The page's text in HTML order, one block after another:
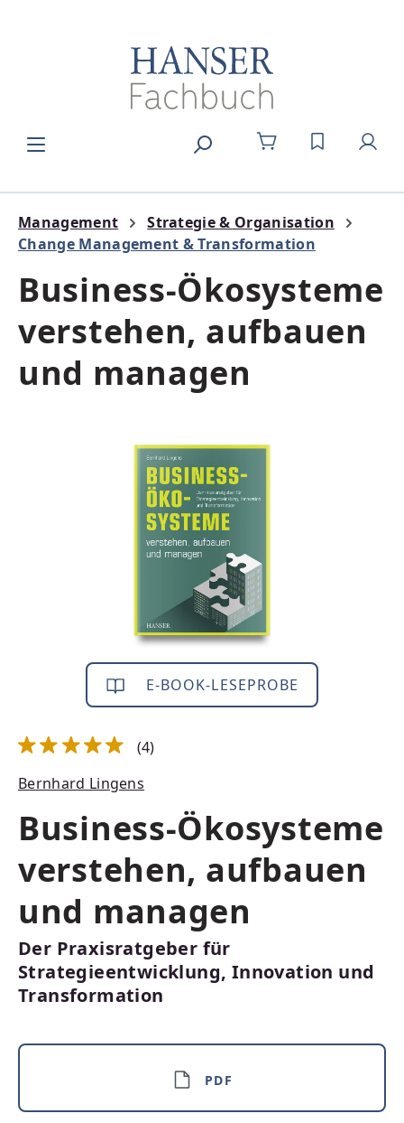
DU HAST 0
Management
Strategie & Organisation
Change Management & Transformation
Business-Ökosysteme
verstehen, aufbauen
und managen
Bildergalerie überspringen
E-BOOK-LESEPROBE
(4)
Bernhard Lingens
Business-Ökosysteme
verstehen, aufbauen
und managen
Der Praxisratgeber für
Strategieentwicklung, Innovation und
Transformation
PDF